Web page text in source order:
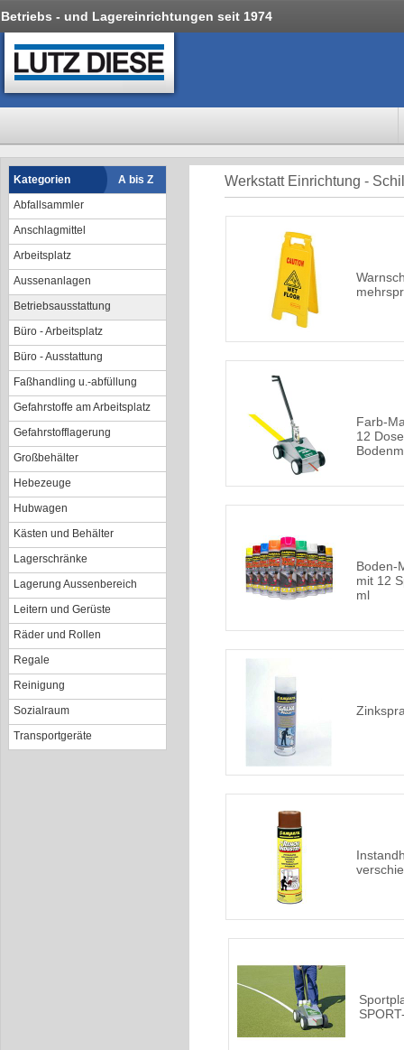
Betriebs - und Lagereinrichtungen seit 1974
Kategorien
A bis Z
Abfallsammler
Anschlagmittel
Arbeitsplatz
Aussenanlagen
Betriebsausstattung
Büro - Arbeitsplatz
Büro - Ausstattung
Faßhandling u.-abfüllung
Gefahrstoffe am Arbeitsplatz
Gefahrstofflagerung
Großbehälter
Hebezeuge
Hubwagen
Kästen und Behälter
Lagerschränke
Lagerung Aussenbereich
Leitern und Gerüste
Räder und Rollen
Regale
Reinigung
Sozialraum
Transportgeräte
Werkstatt Einrichtung -
Farb-
12
Boden-
mit 12
ml